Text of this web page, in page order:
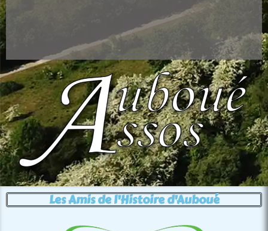
Les Amis de l'Histoire d'Auboué